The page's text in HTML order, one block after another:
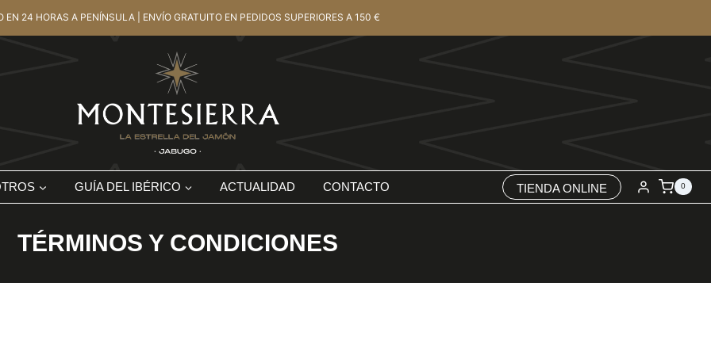
EN 24 HORAS A PENÍNSULA | ENVÍO GRATUITO EN PEDIDOS SUPERIORES A 150 €
GUÍA DEL IBÉRICO ACTUALIDAD CONTACTO TIENDA ONLINE 0
TÉRMINOS Y CONDICIONES